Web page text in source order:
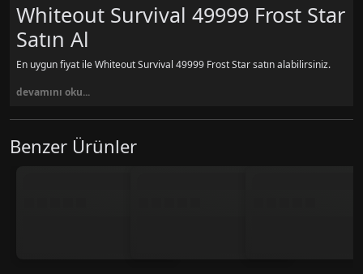
Whiteout Survival 49999 Frost Star
Satın Al
En uygun fiyat ile Whiteout Survival 49999 Frost Star satın alabilirsiniz.
devamını oku...
Benzer Ürünler